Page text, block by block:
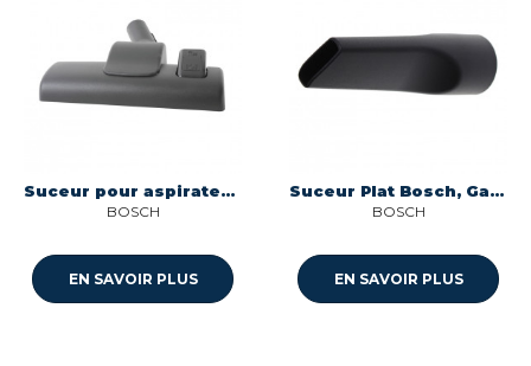
Suceur pour aspirateur Bosch 00577673
BOSCH
EN SAVOIR PLUS
Suceur Plat Bosch, Gaggenau, Neff, Siemens, Viva
BOSCH
EN SAVOIR PLUS